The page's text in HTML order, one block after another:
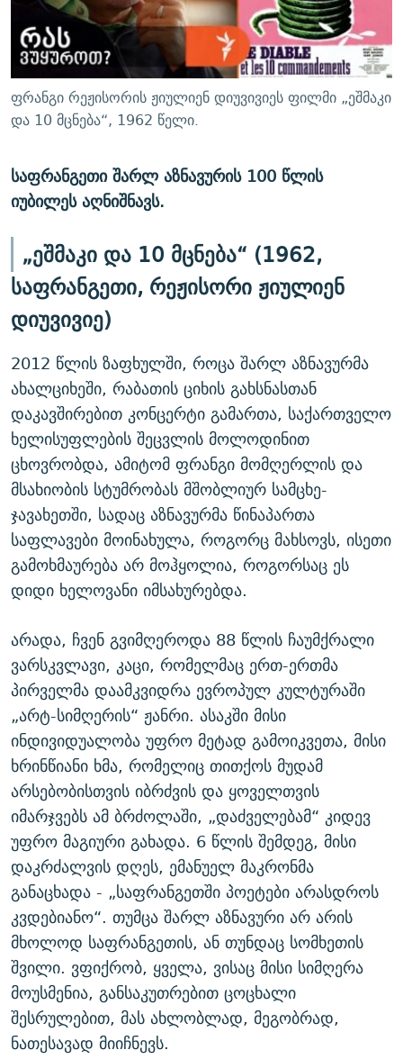
ᲛᲝᲚᲐᲞᲐᲠᲐᲙᲔ ᲢᲔᲥᲡᲢᲔᲑᲘ
ᲨᲘᲜ - ᲣᲪᲮᲝᲔᲗᲨᲘ
ᲚᲘᲢᲔᲠᲐᲢᲣᲠᲣᲚᲘ ᲬᲐᲮᲜᲐᲒᲔᲑᲘ
ᲐᲛᲔᲠᲘᲙᲣᲚᲘ ᲛᲝᲗᲮᲠᲝᲑᲐ
ᲩᲔᲛᲘ ᲡᲘᲙᲕᲓᲘᲚᲘᲡ ᲛᲘᲖᲔᲖᲘᲐ COVID-19
11 ᲬᲔᲚᲘ - 11 ᲐᲛᲑᲐᲕᲘ
ᲡᲐᲞᲐᲠᲚᲐᲛᲔᲜᲢᲝ ᲐᲠᲩᲔᲕᲜᲔᲑᲘᲡ ᲘᲡᲢᲝᲠᲘᲐ
ᲑᲐᲕᲨᲕᲔᲑᲘ ᲞᲠᲝᲡᲢᲘᲢᲣᲪᲘᲐᲨᲘ - ᲐᲛᲝᲣᲗᲥᲛᲔᲚᲘ ᲐᲛᲑᲐᲕᲘ
ᲐᲒᲕᲘᲡᲢᲝᲡ ᲝᲛᲘ
ПРИВЕТ ᲙᲣᲚᲢᲣᲠᲐ
ᲒᲐᲛᲝᲘᲬᲔᲠᲔ
ფრანგი რეჟისორის ჟიულიენ დიუვივიეს ფილმი „ეშმაკი
და 10 მცნება“, 1962 წელი.
საფრანგეთი შარლ აზნავურის 100 წლის
იუბილეს აღნიშნავს.
„ეშმაკი და 10 მცნება“ (1962,
საფრანგეთი, რეჟისორი ჟიულიენ
დიუვივიე)
2012 წლის ზაფხულში, როცა შარლ აზნავურმა
ახალციხეში, რაბათის ციხის გახსნასთან
დაკავშირებით კონცერტი გამართა, საქართველო
ხელისუფლების შეცვლის მოლოდინით
ცხოვრობდა, ამიტომ ფრანგი მომღერლის და
მსახიობის სტუმრობას მშობლიურ სამცხე-
ჯავახეთში, სადაც აზნავურმა წინაპართა
საფლავები მოინახულა, როგორც მახსოვს, ისეთი
გამოხმაურება არ მოჰყოლია, როგორსაც ეს
დიდი ხელოვანი იმსახურებდა.
არადა, ჩვენ გვიმღეროდა 88 წლის ჩაუმქრალი
ვარსკვლავი, კაცი, რომელმაც ერთ-ერთმა
პირველმა დაამკვიდრა ევროპულ კულტურაში
„არტ-სიმღერის“ ჟანრი. ასაკში მისი
ინდივიდუალობა უფრო მეტად გამოიკვეთა, მისი
ხრინწიანი ხმა, რომელიც თითქოს მუდამ
არსებობისთვის იბრძვის და ყოველთვის
იმარჯვებს ამ ბრძოლაში, „დაძველებამ“ კიდევ
უფრო მაგიური გახადა. 6 წლის შემდეგ, მისი
დაკრძალვის დღეს, ემანუელ მაკრონმა
განაცხადა - „საფრანგეთში პოეტები არასდროს
კვდებიანო“. თუმცა შარლ აზნავური არ არის
მხოლოდ საფრანგეთის, ან თუნდაც სომხეთის
შვილი. ვფიქრობ, ყველა, ვისაც მისი სიმღერა
მოუსმენია, განსაკუთრებით ცოცხალი
შესრულებით, მას ახლობლად, მეგობრად,
ნათესავად მიიჩნევს.